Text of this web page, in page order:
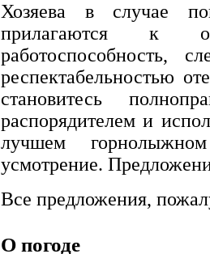
Хозяева в случае
прилагаются к
работоспособность,
респектабельностью
становитесь
распорядителем и
лучшем
усмотрение.
Все предложения,
О погоде